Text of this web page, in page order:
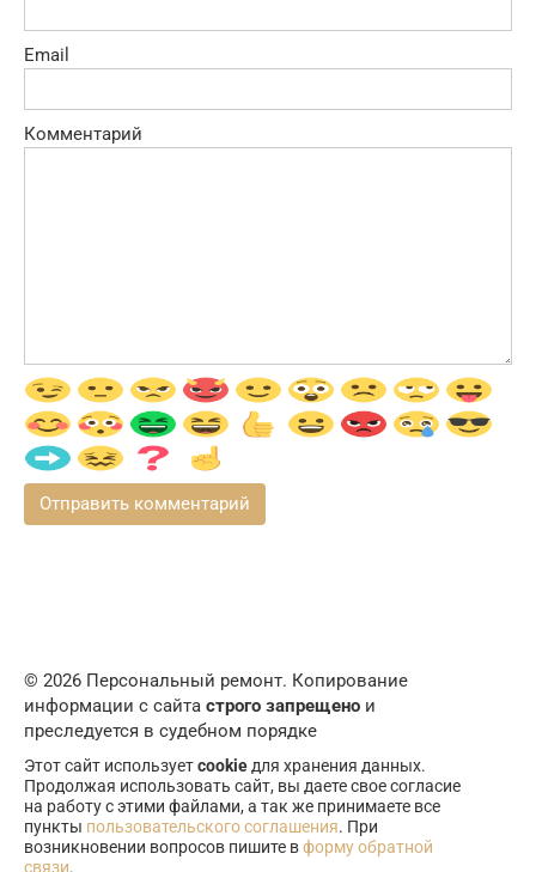
Email
Комментарий
© 2026 Персональный ремонт. Копирование
информации с сайта строго запрещено и
преследуется в судебном порядке
Этот сайт используетcookieдля хранения данных.
Продолжая использовать сайт, вы даете свое согласие
на работу с этими файлами, а так же принимаете все
пункты пользовательского соглашения. При
возникновении вопросов пишите вформу обратной
связи.